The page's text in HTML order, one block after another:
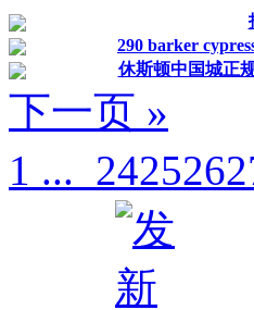
290 barker
休斯顿中国城正
下一页 »
1 ... 242526